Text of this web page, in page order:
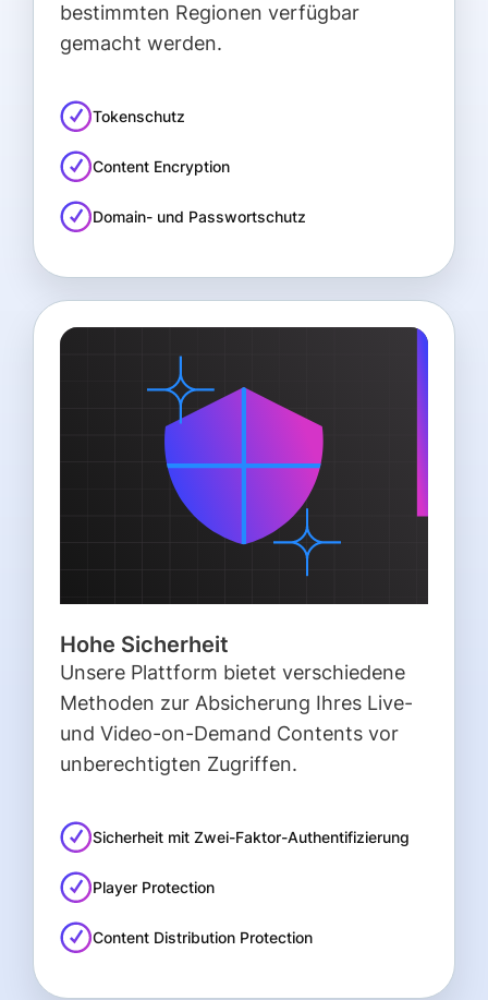
bestimmten Regionen verfügbar
gemacht werden.
Tokenschutz
Content Encryption
Domain- und Passwortschutz
Hohe Sicherheit
Unsere Plattform bietet verschiedene
Methoden zur Absicherung Ihres Live-
und Video-on-Demand Contents vor
unberechtigten Zugriffen.
Sicherheit mit Zwei-Faktor-Authentifizierung
Player Protection
Content Distribution Protection